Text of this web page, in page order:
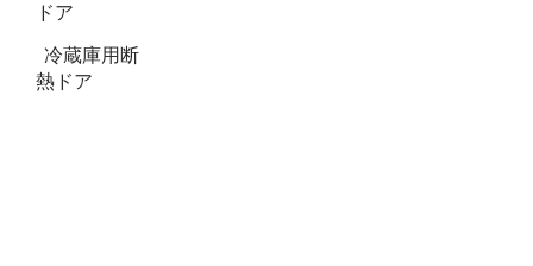
ドア
冷蔵庫用断
熱ドア